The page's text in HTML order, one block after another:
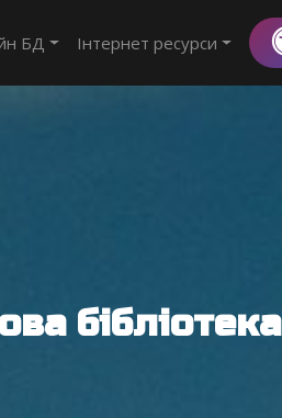
БД Інтернет ресурси
бібліотека